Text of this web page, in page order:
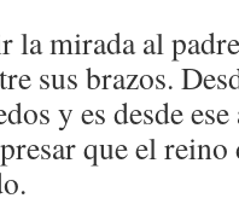
mirada al
sus brazos.
y es desde
que el reino